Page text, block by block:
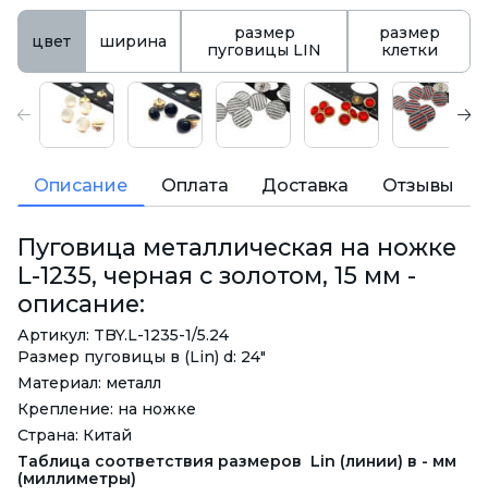
цвет ширина
размер
пуговицы LIN
размер
клетки
Описание Оплата Доставка Отзывы
Пуговица металлическая на ножке
L-1235, черная с золотом, 15 мм -
описание:
Артикул: TBY.L-1235-1/5.24
Размер пуговицы в (Lin) d: 24"
Материал: металл
Крепление: на ножке
Страна: Китай
Таблица соответствия размеров Lin (линии) в - мм
(миллиметры)